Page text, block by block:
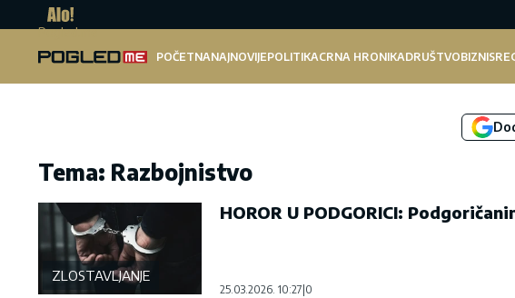
Pogled.me
POČETNANAJNOVIJEPOLITIKACRNA HRONIKADRUŠTVOBIZNIS
Tema: Razbojnistvo
ZLOSTAVLJANJE
HOROR U PODGORICI:
25.03.2026. 10:27 0